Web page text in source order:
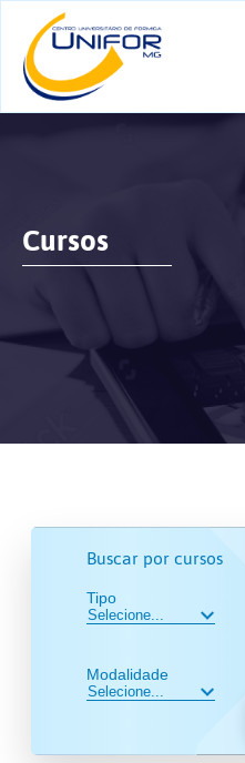
Cursos
Buscar por cursos
Tipo
Modalidade